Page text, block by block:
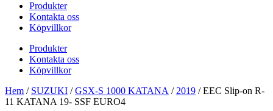
Produkter
Kontakta oss
Köpvillkor
Produkter
Kontakta oss
Köpvillkor
Hem / SUZUKI /GSX-S 1000 KATANA / 2019 / EEC Slip-on R-
11 KATANA 19- SSF EURO4